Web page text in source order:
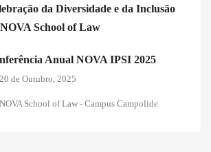
da Diversidade e da Inclusão
School of Law
Anual NOVA IPSI 2025
20 de Outubro, 2025
NOVA School of Law - Campus Campolide